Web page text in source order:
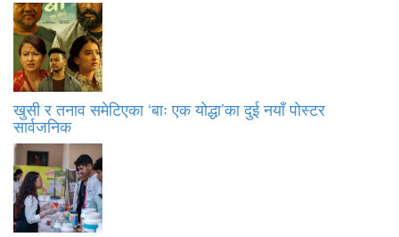
खुसी र तनाव समेटिएका ‘बाः एक योद्धा’का दुई नयाँ पोस्टर
सार्वजनिक